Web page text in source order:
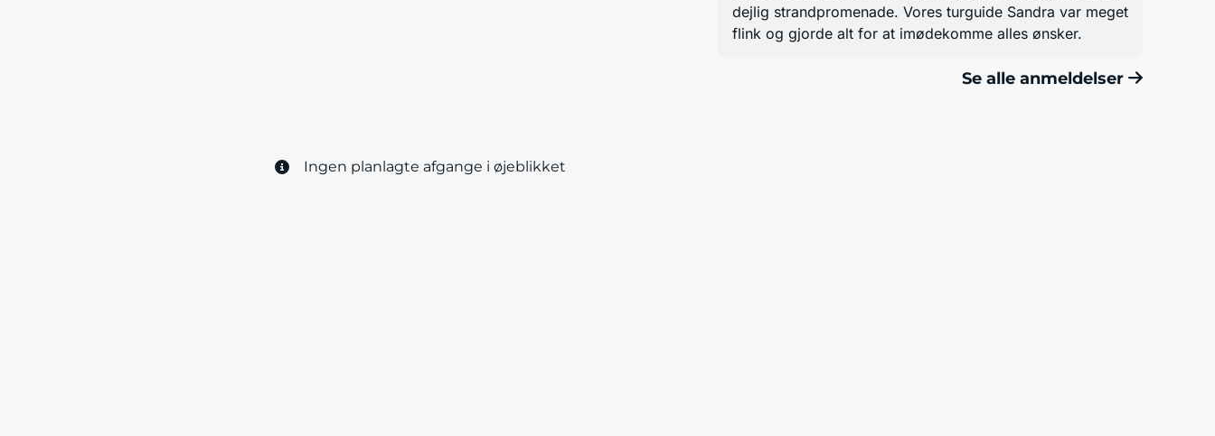
dejlig strandpromenade. Vores turguide Sandra var meget
flink og gjorde alt for at imødekomme alles ønsker.
Se alle anmeldelser
Ingen planlagte afgange i øjeblikket